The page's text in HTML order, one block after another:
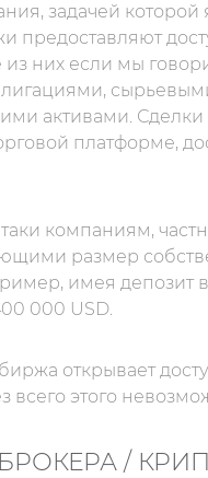
задачей
предоставляют
них если мы
активами.
платформе,
таки компаниям,
размер
имея депозит
000 USD.
открывает
всего этого
/